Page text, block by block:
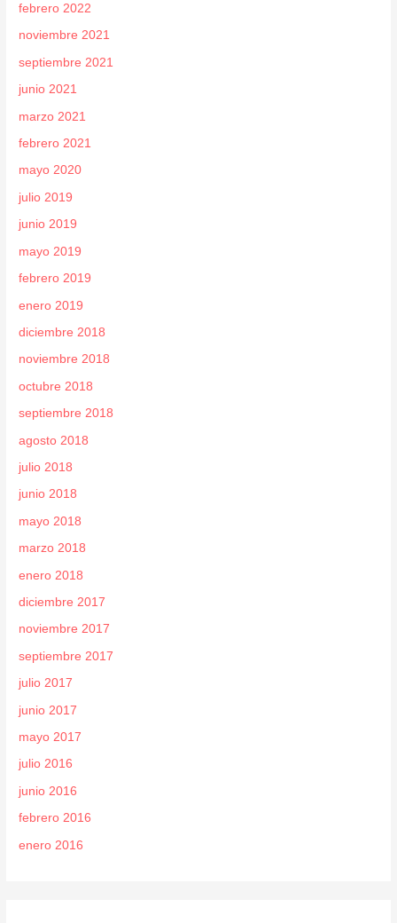
febrero 2022
noviembre 2021
septiembre 2021
junio 2021
marzo 2021
febrero 2021
mayo 2020
julio 2019
junio 2019
mayo 2019
febrero 2019
enero 2019
diciembre 2018
noviembre 2018
octubre 2018
septiembre 2018
agosto 2018
julio 2018
junio 2018
mayo 2018
marzo 2018
enero 2018
diciembre 2017
noviembre 2017
septiembre 2017
julio 2017
junio 2017
mayo 2017
julio 2016
junio 2016
febrero 2016
enero 2016